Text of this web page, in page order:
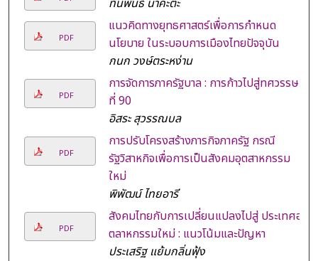
PDF
แนวคิดทางยุทธศาสตร์เพื่อการกำหนด
นโยบาย ในระบอบการเมืองไทยปัจจุบัน
กนก วงษ์ตระหง่าน
PDF
การจัดการภาครัฐบาล : การก้าวไปสู่ทศวรรษ
ที่ 90
อิสระ สุวรรณบล
PDF
การปรับโครงสร้างภารกิจภาครัฐ กรณี
รัฐวิสาหกิจเพื่อการเป็นสังคมอุตสาหกรรม
ใหม่
พิพัฒน์ ไทยอารี
PDF
สังคมไทยกับการเปลี่ยนแปลงไปสู่ ประเทศอุ
ตลาหกรรมใหม่ : แนวโน้มและปัญหา
ประเสริฐ แย้มกลิ่นฟุ้ง